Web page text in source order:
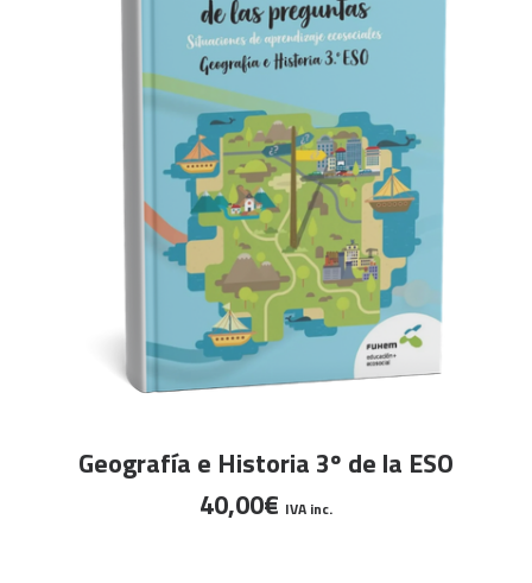
SELECCIONAR OPCIONES
producto
Geografía e Historia 3º de la ESO
40,00€ IVA inc.